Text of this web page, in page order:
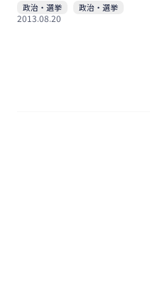
市が発信する避難勧告・指示な
どを所有者に伝える防災ラジオ
政治・選挙 政治・選挙
2013.08.20